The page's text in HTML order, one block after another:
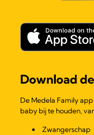
Download
De Medela Family
baby bij te houden,
Zwangerschap